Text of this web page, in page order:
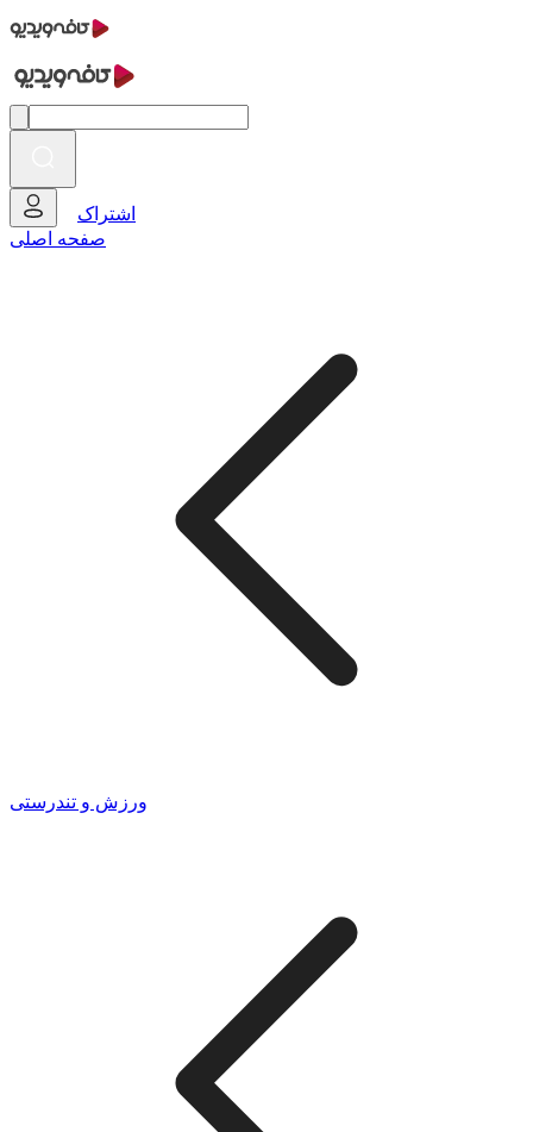
اشتراک
صفحه اصلی
ورزش و تندرستی